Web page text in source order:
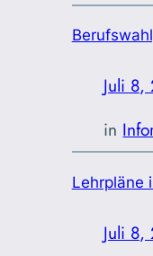
Juli
in
Lehrpläne
Juli